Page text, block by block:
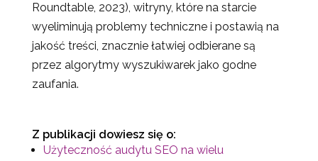
Roundtable, 2023), witryny, które na starcie
wyeliminują problemy techniczne i postawią na
jakość treści, znacznie łatwiej odbierane są
przez algorytmy wyszukiwarek jako godne
zaufania.
Z publikacji dowiesz się o:
Użyteczność audytu SEO na wielu